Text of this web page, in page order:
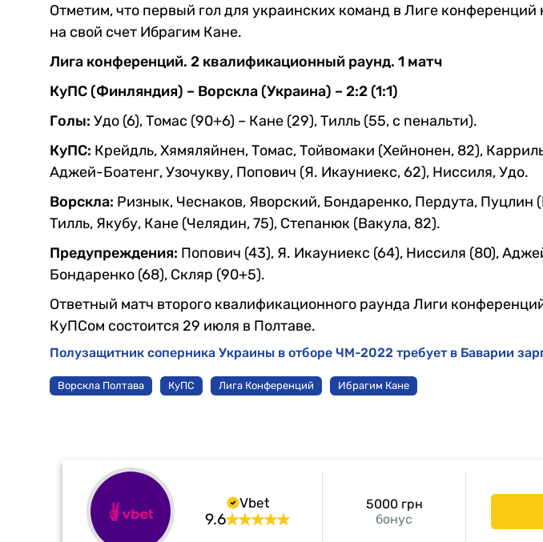
Отметим, что первый гол для украинских команд в Лиге
на свой счет Ибрагим Кане.
Лига конференций. 2 квалификационный раунд. 1 матч
КуПС (Финляндия) – Ворскла (Украина) – 2:2 (1:1)
Голы: Удо (6), Томас (90+6) – Кане (29), Тилль (55, с пенальти).
КуПС: Крейдль, Хямяляйнен, Томас, Тойвомаки (Хейнонен, 82),
Аджей-Боатенг, Узочукву, Попович (Я. Икауниекс, 62), Ниссиля, Удо.
Ворскла: Ризнык, Чеснаков, Яворский, Бондаренко, Пердута, Пуцлин
Тилль, Якубу, Кане (Челядин, 75), Степанюк (Вакула, 82).
Предупреждения: Попович (43), Я. Икауниекс (64), Ниссиля (80),
Бондаренко (68), Скляр (90+5).
Ответный матч второго квалификационного раунда Лиги
КуПСом состоится 29 июля в Полтаве.
Полузащитник соперника Украины в отборе ЧМ-2022 требует в Баварии
Ворскла Полтава КуПС Лига Конференций Ибрагим Кане
Vbet
9.6 бонус
5000 грн